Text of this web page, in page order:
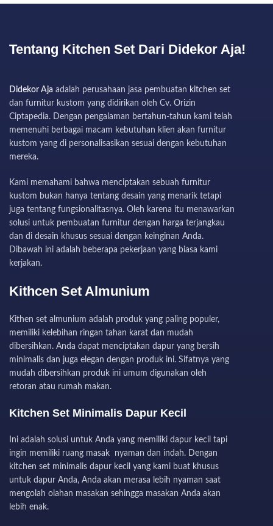
Tentang Kitchen Set Dari Didekor Aja!
Didekor Aja adalah perusahaan jasa pembuatan kitchen set
dan furnitur kustom yang didirikan oleh Cv. Orizin
Ciptapedia. Dengan pengalaman bertahun-tahun kami telah
memenuhi berbagai macam kebutuhan klien akan furnitur
kustom yang di personalisasikan sesuai dengan kebutuhan
mereka.
Kami memahami bahwa menciptakan sebuah furnitur
kustom bukan hanya tentang desain yang menarik tetapi
juga tentang fungsionalitasnya. Oleh karena itu menawarkan
solusi untuk pembuatan furnitur dengan harga terjangkau
dan di desain khusus sesuai dengan keinginan Anda.
Dibawah ini adalah beberapa pekerjaan yang biasa kami
kerjakan.
Kithcen Set Almunium
Kithen set almunium adalah produk yang paling populer,
memiliki kelebihan ringan tahan karat dan mudah
dibersihkan. Anda dapat menciptakan dapur yang bersih
minimalis dan juga elegan dengan produk ini. Sifatnya yang
mudah dibersihkan produk ini umum digunakan oleh
retoran atau rumah makan.
Kitchen Set Minimalis Dapur Kecil
Ini adalah solusi untuk Anda yang memiliki dapur kecil tapi
ingin memiliki ruang masak nyaman dan indah. Dengan
kitchen set minimalis dapur kecil yang kami buat khusus
untuk dapur Anda, Anda akan merasa lebih nyaman saat
mengolah olahan masakan sehingga masakan Anda akan
lebih enak.